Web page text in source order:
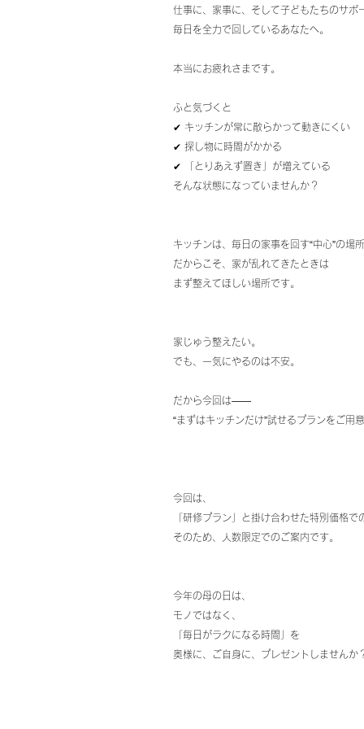
仕事に、家事に、そして子どもたちのサポ
毎日を全力で回しているあなたへ。
本当にお疲れさまです。
ふと気づくと
✔ キッチンが常に散らかって動きにくい
✔ 探し物に時間がかかる
✔ 「とりあえず置き」が増えている
そんな状態になっていませんか？
キッチンは、毎日の家事を回す“中心”の場所
だからこそ、家が乱れてきたときは
まず整えてほしい場所です。
家じゅう整えたい。
でも、一気にやるのは不安。
だから今回は——
“まずはキッチンだけ”試せるプランをご用
今回は、
「研修プラン」と掛け合わせた特別価格で
そのため、人数限定でのご案内です。
今年の母の日は、
モノではなく、
「毎日がラクになる時間」を
奥様に、ご自身に、プレゼントしませんか